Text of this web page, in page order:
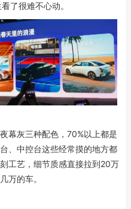
了很难不心动。
幕灰三种配色，70%以上都是
、中控台这些经常摸的地方都
工艺，细节质感直接拉到20万
万的车。